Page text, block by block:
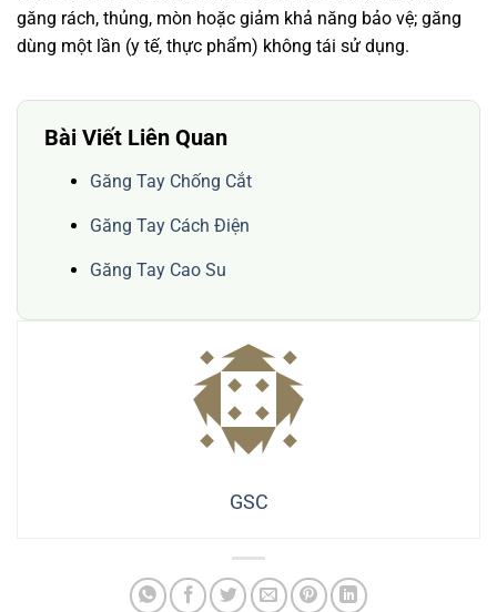
găng rách, thủng, mòn hoặc giảm khả năng bảo vệ; găng
dùng một lần (y tế, thực phẩm) không tái sử dụng.
Bài Viết Liên Quan
Găng Tay Chống Cắt
Găng Tay Cách Điện
Găng Tay Cao Su
GSC